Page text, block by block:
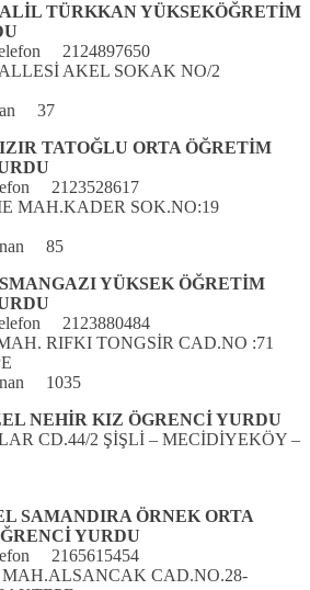
TÜRKKAN YÜKSEKÖĞRETİM
2124897650
AKEL SOKAK NO/2
37
TATOĞLU ORTA ÖĞRETİM
2123528617
MAH.KADER SOK.NO:19
85
YÜKSEK ÖĞRETİM
2123880484
RIFKI TONGSİR CAD.NO :71
1035
NEHİR KIZ ÖGRENCİ YURDU
CD.44/2 ŞİŞLİ – MECİDİYEKÖY –
SAMANDIRA ÖRNEK ORTA
YURDU
2165615454
CAD.NO.28-